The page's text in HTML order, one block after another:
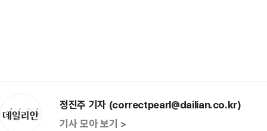
정진주 기자 (correctpearl@dailian.co.kr)
기사 모아 보기 >